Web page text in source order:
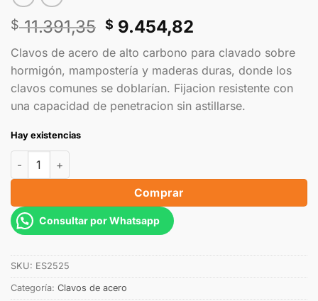
$11.391,35 $ 9.454,82
Clavos de acero de alto carbono para clavado sobre
hormigón, mampostería y maderas duras, donde los
clavos comunes se doblarían. Fijacion resistente con
una capacidad de penetracion sin astillarse.
Hay existencias
Comprar
Consultar por Whatsapp
SKU: ES2525
Categoría: Clavos de acero